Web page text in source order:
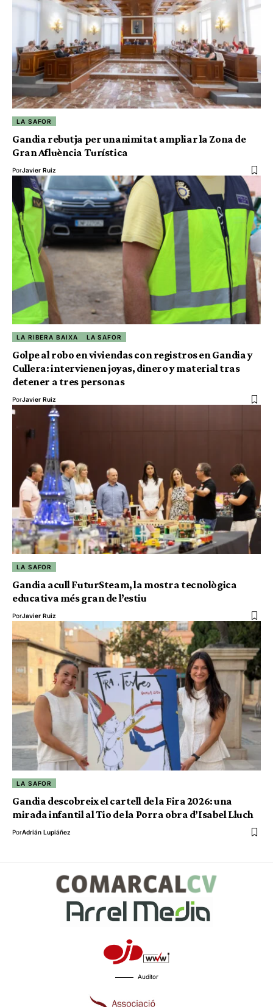
LA SAFOR
Gandia rebutja per unanimitat ampliar la Zona de
Gran Afluència Turística
PorJavier Ruiz
LA RIBERA BAIXA LA SAFOR
Golpe al robo en viviendas con registros en Gandia y
Cullera: intervienen joyas, dinero y material tras
detener a tres personas
PorJavier Ruiz
LA SAFOR
Gandia acull FuturSteam, la mostra tecnològica
educativa més gran de l’estiu
PorJavier Ruiz
LA SAFOR
Gandia descobreix el cartell de la Fira 2026: una
mirada infantil al Tio de la Porra obra d’Isabel Lluch
PorAdrián Lupiáñez
Auditor